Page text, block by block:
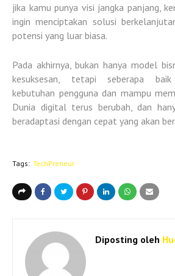
jika kamu punya visi jangka panjang,
ingin menciptakan solusi
potensi yang luar biasa.
Pada akhirnya, bukan hanya model
kesuksesan, tetapiseberapa
kebutuhan pengguna dan mampu
Dunia digital terus berubah, dan
beradaptasi dengan cepat yang akan
Tags: TechPreneur
Diposting oleh